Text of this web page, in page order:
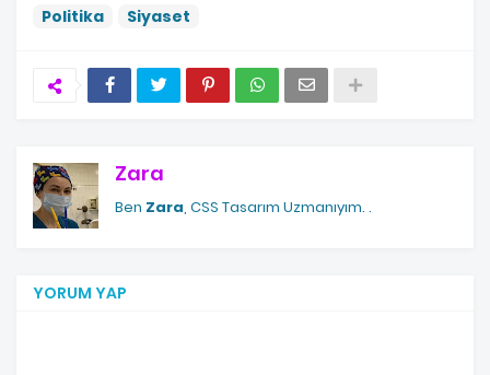
Politika
Siyaset
Zara
Ben Zara, CSS Tasarım Uzmanıyım. .
YORUM YAP